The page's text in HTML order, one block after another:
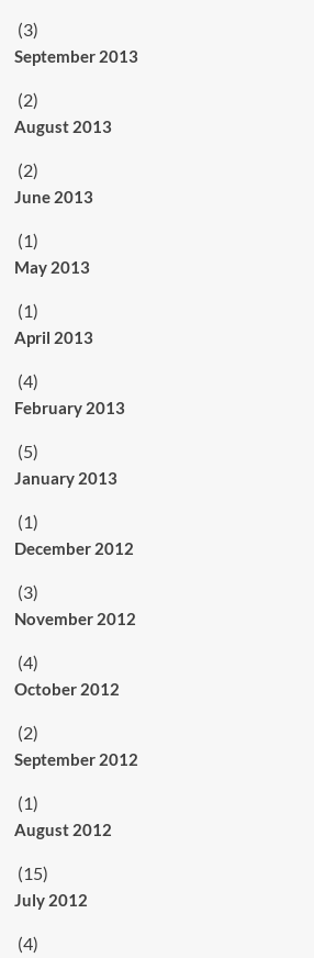
(3)
September 2013
(2)
August 2013
(2)
June 2013
(1)
May 2013
(1)
April 2013
(4)
February 2013
(5)
January 2013
(1)
December 2012
(3)
November 2012
(4)
October 2012
(2)
September 2012
(1)
August 2012
(15)
July 2012
(4)